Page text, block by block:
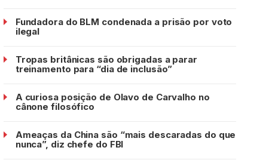
Fundadora do BLM condenada a prisão por voto
ilegal
Tropas britânicas são obrigadas a parar
treinamento para “dia de inclusão”
A curiosa posição de Olavo de Carvalho no
cânone filosófico
Ameaças da China são “mais descaradas do que
nunca”, diz chefe do FBI